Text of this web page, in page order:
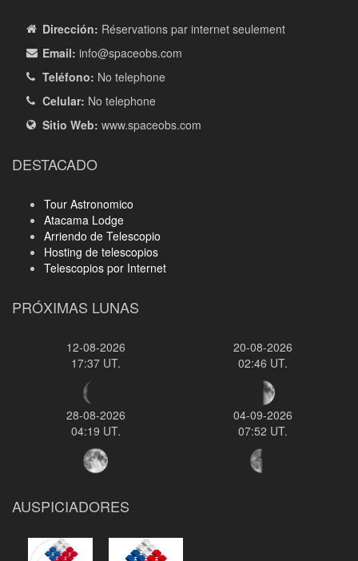
Dirección: Réservations par internet seulement
Email: info@spaceobs.com
Teléfono: No telephone
Celular: No telephone
Sitio Web: www.spaceobs.com
DESTACADO
Tour Astronomico
Atacama Lodge
Arriendo de Telescopio
Hosting de telescopios
Telescopios por Internet
PRÓXIMAS LUNAS
12-08-2026
17:37 UT.
20-08-2026
02:46 UT.
28-08-2026
04:19 UT.
04-09-2026
07:52 UT.
AUSPICIADORES